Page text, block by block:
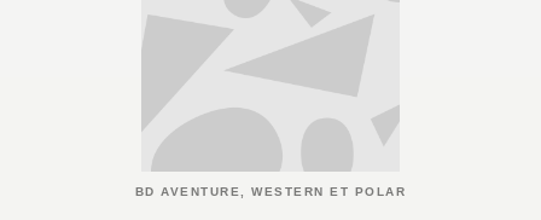
BD AVENTURE, WESTERN ET POLAR